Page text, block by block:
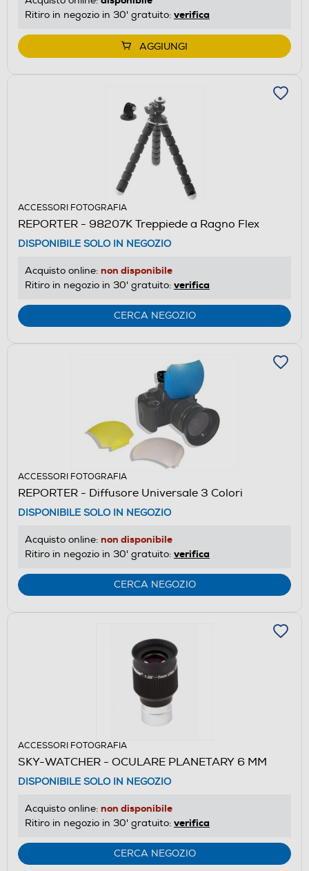
Ritiro in negozio in 30' gratuito: verifica
AGGIUNGI
ACCESSORI FOTOGRAFIA
REPORTER - 98207K Treppiede a Ragno Flex
DISPONIBILE SOLO IN NEGOZIO
Acquisto online: non disponibile
Ritiro in negozio in 30' gratuito: verifica
CERCA NEGOZIO
ACCESSORI FOTOGRAFIA
REPORTER - Diffusore Universale 3 Colori
DISPONIBILE SOLO IN NEGOZIO
Acquisto online: non disponibile
Ritiro in negozio in 30' gratuito: verifica
CERCA NEGOZIO
ACCESSORI FOTOGRAFIA
SKY-WATCHER - OCULARE PLANETARY 6 MM
DISPONIBILE SOLO IN NEGOZIO
Acquisto online: non disponibile
Ritiro in negozio in 30' gratuito: verifica
CERCA NEGOZIO